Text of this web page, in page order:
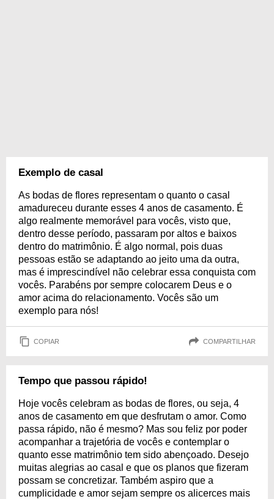
Exemplo de casal
As bodas de flores representam o quanto o casal
amadureceu durante esses 4 anos de casamento. É
algo realmente memorável para vocês, visto que,
dentro desse período, passaram por altos e baixos
dentro do matrimônio. É algo normal, pois duas
pessoas estão se adaptando ao jeito uma da outra,
mas é imprescindível não celebrar essa conquista com
vocês. Parabéns por sempre colocarem Deus e o
amor acima do relacionamento. Vocês são um
exemplo para nós!
COPIAR COMPARTILHAR
Tempo que passou rápido!
Hoje vocês celebram as bodas de flores, ou seja, 4
anos de casamento em que desfrutam o amor. Como
passa rápido, não é mesmo? Mas sou feliz por poder
acompanhar a trajetória de vocês e contemplar o
quanto esse matrimônio tem sido abençoado. Desejo
muitas alegrias ao casal e que os planos que fizeram
possam se concretizar. Também aspiro que a
cumplicidade e amor sejam sempre os alicerces mais